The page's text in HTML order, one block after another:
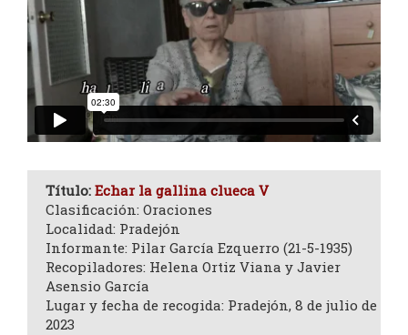
Título: Echar la gallina clueca V
Clasificación: Oraciones
Localidad: Pradejón
Informante: Pilar García Ezquerro (21-5-1935)
Recopiladores: Helena Ortiz Viana y Javier
Asensio García
Lugar y fecha de recogida: Pradejón, 8 de julio de
2023